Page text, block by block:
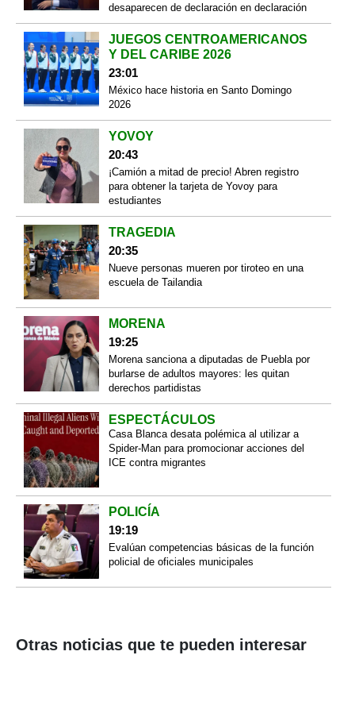
desaparecen de declaración en declaración
JUEGOS CENTROAMERICANOS
Y DEL CARIBE 2026
23:01
México hace historia en Santo Domingo
2026
YOVOY
20:43
¡Camión a mitad de precio! Abren registro
para obtener la tarjeta de Yovoy para
estudiantes
TRAGEDIA
20:35
Nueve personas mueren por tiroteo en una
escuela de Tailandia
MORENA
19:25
Morena sanciona a diputadas de Puebla por
burlarse de adultos mayores: les quitan
derechos partidistas
ESPECTÁCULOS
Casa Blanca desata polémica al utilizar a
Spider-Man para promocionar acciones del
ICE contra migrantes
POLICÍA
19:19
Evalúan competencias básicas de la función
policial de oficiales municipales
Otras noticias que te pueden interesar